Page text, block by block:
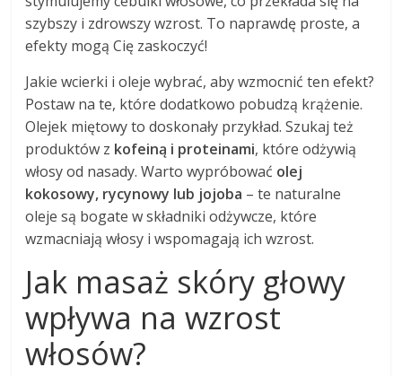
szybszy i zdrowszy wzrost. To naprawdę proste, a
efekty mogą Cię zaskoczyć!
Jakie wcierki i oleje wybrać, aby wzmocnić ten efekt?
Postaw na te, które dodatkowo pobudzą krążenie.
Olejek miętowy to doskonały przykład. Szukaj też
produktów z kofeiną i proteinami, które odżywią
włosy od nasady. Warto wypróbować olej
kokosowy, rycynowy lub jojoba – te naturalne
oleje są bogate w składniki odżywcze, które
wzmacniają włosy i wspomagają ich wzrost.
Jak masaż skóry głowy
wpływa na wzrost
włosów?